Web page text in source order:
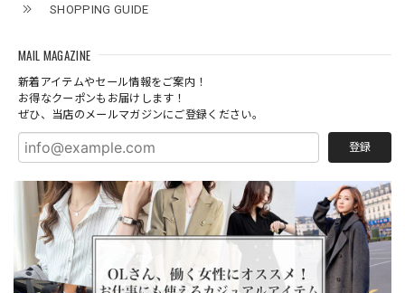
SHOPPING GUIDE
MAIL MAGAZINE
新着アイテムやセール情報をご案内！
お得なクーポンもお届けします！
ぜひ、当店のメールマガジンにご登録ください。
登録